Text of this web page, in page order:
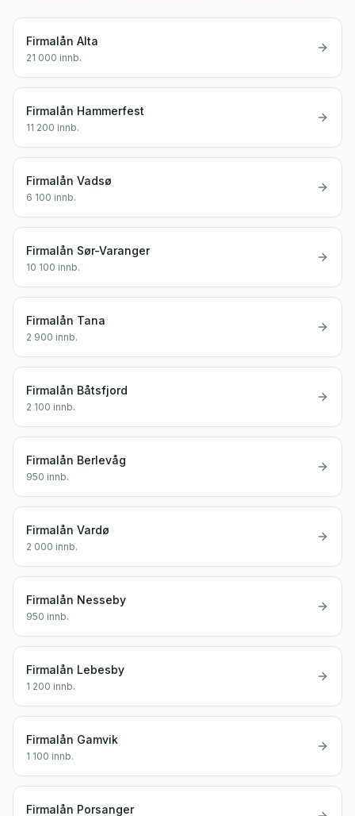
Firmalån Alta
21 000 innb.
Firmalån Hammerfest
11 200 innb.
Firmalån Vadsø
6 100 innb.
Firmalån Sør-Varanger
10 100 innb.
Firmalån Tana
2 900 innb.
Firmalån Båtsfjord
2 100 innb.
Firmalån Berlevåg
950 innb.
Firmalån Vardø
2 000 innb.
Firmalån Nesseby
950 innb.
Firmalån Lebesby
1 200 innb.
Firmalån Gamvik
1 100 innb.
Firmalån Porsanger